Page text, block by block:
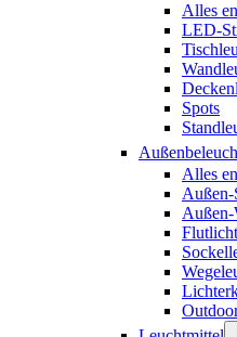
Alles
LED-
Spots
Alles
Außen-
Außen-